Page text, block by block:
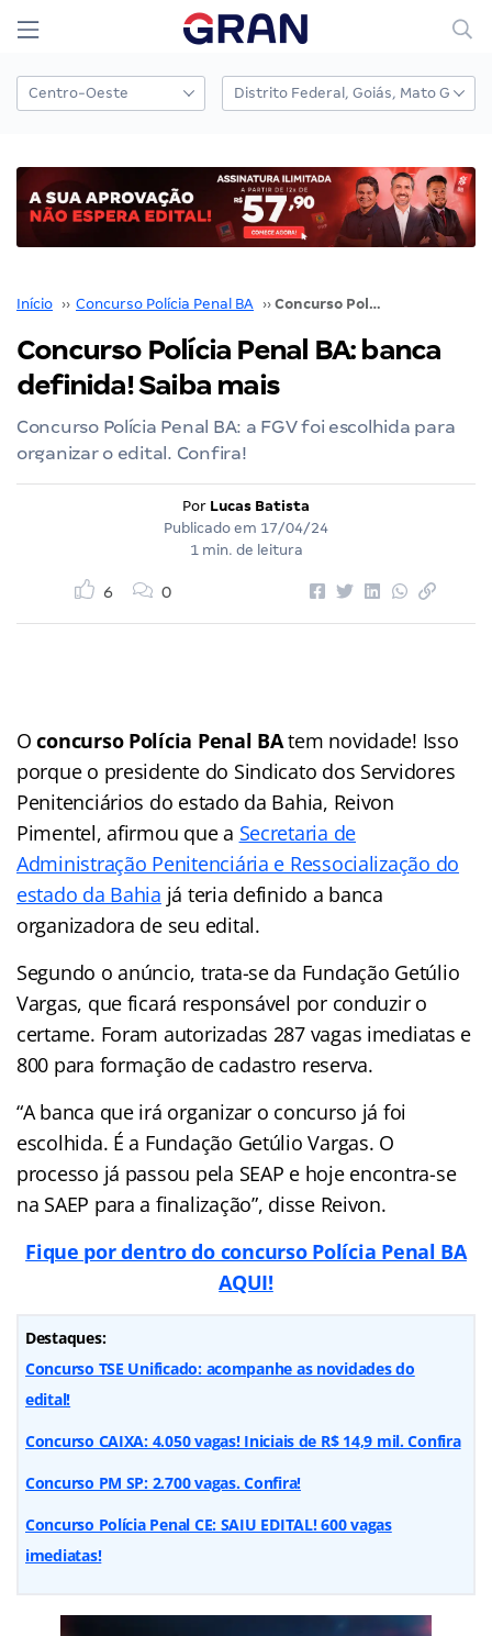
Início ›› Concurso Polícia Penal BA ›› Concurso Polícia Penal BA: banca definida! Saiba mais
Concurso Polícia Penal BA: banca
definida! Saiba mais
Concurso Polícia Penal BA: a FGV foi escolhida para
organizar o edital. Confira!
Por Lucas Batista
Publicado em 17/04/24
1 min. de leitura
6 0
Oconcurso Polícia Penal BAtem novidade! Isso
porque o presidente do Sindicato dos Servidores
Penitenciários do estado da Bahia, Reivon
Pimentel, afirmou que a Secretaria de
Administração Penitenciária e Ressocialização do
estado da Bahia já teria definido a banca
organizadora de seu edital.
Segundo o anúncio, trata-se da Fundação Getúlio
Vargas, que ficará responsável por conduzir o
certame. Foram autorizadas 287 vagas imediatas e
800 para formação de cadastro reserva.
“A banca que irá organizar o concurso já foi
escolhida. É a Fundação Getúlio Vargas. O
processo já passou pela SEAP e hoje encontra-se
na SAEP para a finalização”, disse Reivon.
Fique por dentro do concurso Polícia Penal BA
AQUI!
Destaques:
Concurso TSE Unificado: acompanhe as novidades do
edital!
Concurso CAIXA: 4.050 vagas! Iniciais de R$ 14,9 mil. Confira
Concurso PM SP: 2.700 vagas. Confira!
Concurso Polícia Penal CE: SAIU EDITAL! 600 vagas
imediatas!